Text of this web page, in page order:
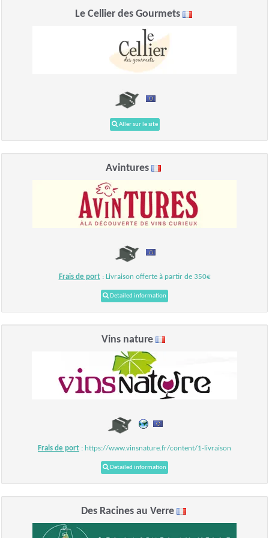
Le Cellier des Gourmets
Aller sur le site
Avintures
Frais de port: Livraison offerte à partir de 350€
Detailed information
Vins nature
Frais de port : https://www.vinsnature.fr/content/1-livraison
Detailed information
Des Racines au Verre